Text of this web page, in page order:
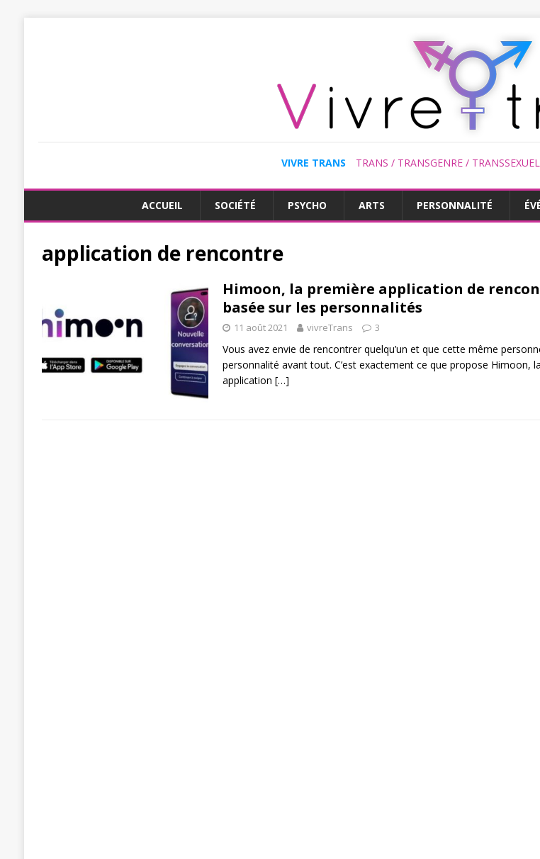
VIVRE TRANS TRANS / TRANSGENRE /
ACCUEIL SOCIÉTÉ PSYCHO ARTS PERSONNALITÉ
application de rencontre
Himoon, la première application de
basée sur les personnalités
11 août 2021 vivreTrans 3
Vous avez envie de rencontrer quelqu’un et que cette même
personnalité avant tout. C’est exactement ce que propose Himoon,
application […]